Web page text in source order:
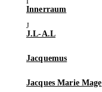
Innerraum
J.L-A.L
Jacquemus
Jacques Marie Mage